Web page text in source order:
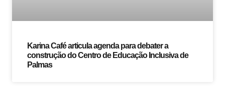
Karina Café articula agenda para debater a
construção do Centro de Educação Inclusiva de
Palmas